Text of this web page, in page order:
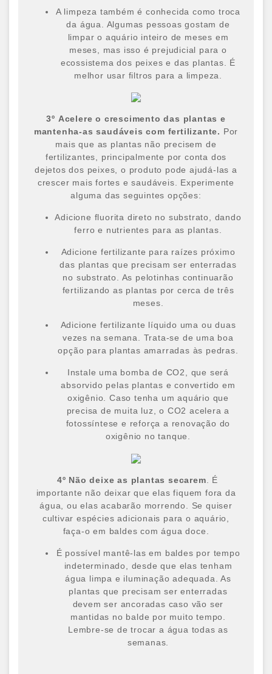
A limpeza também é conhecida como troca
da água. Algumas pessoas gostam de
limpar o aquário inteiro de meses em
meses, mas isso é prejudicial para o
ecossistema dos peixes e das plantas. É
melhor usar filtros para a limpeza.
3º Acelere o crescimento das plantas e
mantenha-as saudáveis com fertilizante. Por
mais que as plantas não precisem de
fertilizantes, principalmente por conta dos
dejetos dos peixes, o produto pode ajudá-las a
crescer mais fortes e saudáveis. Experimente
alguma das seguintes opções:
Adicione fluorita direto no substrato, dando
ferro e nutrientes para as plantas.
Adicione fertilizante para raízes próximo
das plantas que precisam ser enterradas
no substrato. As pelotinhas continuarão
fertilizando as plantas por cerca de três
meses.
Adicione fertilizante líquido uma ou duas
vezes na semana. Trata-se de uma boa
opção para plantas amarradas às pedras.
Instale uma bomba de CO2, que será
absorvido pelas plantas e convertido em
oxigênio. Caso tenha um aquário que
precisa de muita luz, o CO2 acelera a
fotossíntese e reforça a renovação do
oxigênio no tanque.
4º Não deixe as plantas secarem . É
importante não deixar que elas fiquem fora da
água, ou elas acabarão morrendo. Se quiser
cultivar espécies adicionais para o aquário,
faça-o em baldes com água doce.
É possível mantê-las em baldes por tempo
indeterminado, desde que elas tenham
água limpa e iluminação adequada. As
plantas que precisam ser enterradas
devem ser ancoradas caso vão ser
mantidas no balde por muito tempo.
Lembre-se de trocar a água todas as
semanas.